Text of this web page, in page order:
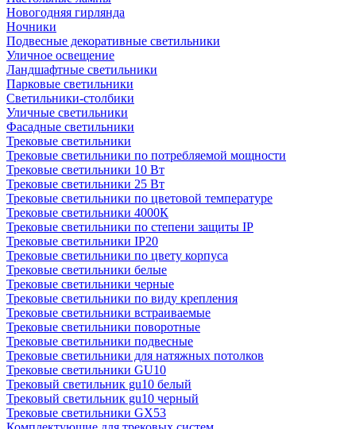
Новогодняя гирлянда
Ночники
Подвесные декоративные светильники
Уличное освещение
Ландшафтные светильники
Парковые светильники
Светильники-столбики
Уличные светильники
Фасадные светильники
Трековые светильники
Трековые светильники по потребляемой мощности
Трековые светильники 10 Вт
Трековые светильники 25 Вт
Трековые светильники по цветовой температуре
Трековые светильники 4000К
Трековые светильники по степени защиты IP
Трековые светильники IP20
Трековые светильники по цвету корпуса
Трековые светильники белые
Трековые светильники черные
Трековые светильники по виду крепления
Трековые светильники встраиваемые
Трековые светильники поворотные
Трековые светильники подвесные
Трековые светильники для натяжных потолков
Трековые светильники GU10
Трековый светильник gu10 белый
Трековый светильник gu10 черный
Трековые светильники GX53